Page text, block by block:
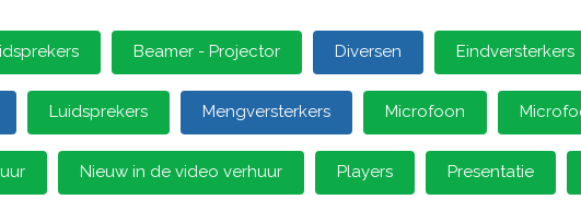
Beamer - Projector Diversen Eindversterkers
Luidsprekers Mengversterkers Microfoon
Nieuw in de video verhuur Players Presentatie